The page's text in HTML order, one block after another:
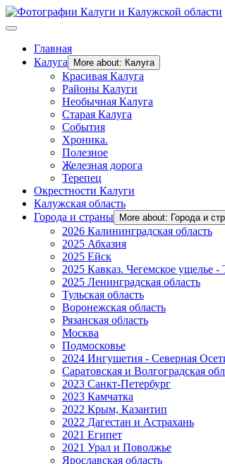
Главная
Калуга
More about: Калуга
Красивая Калуга
Районы Калуги
Необычная Калуга
Старая Калуга
События
Хроника.
Полезное
Железная дорога
Терепец
Окрестности Калуги
Калужская область
Города и страны
More about: Города и
2026 Калининградская область
2025 Абхазия
2025 Ейск
2025 Кавказ. Чегемское ущелье -
2025 Ленинградская область
Тульская область
Воронежская область
Рязанская область
Москва
Подмосковье
2024 Ингушетия - Северная
Саратовская и Волгоградская
2023 Санкт-Петербург
2023 Камчатка
2022 Крым, Казантип
2022 Дагестан и Астрахань
2021 Египет
2021 Урал и Поволжье
Ярославская область